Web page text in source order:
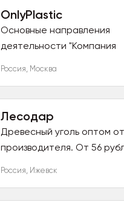
OnlyPlastic
Основные направления
деятельности "Компания
Россия, Москва
Лесодар
Древесный уголь оптом от
производителя. От 56
Россия, Ижевск